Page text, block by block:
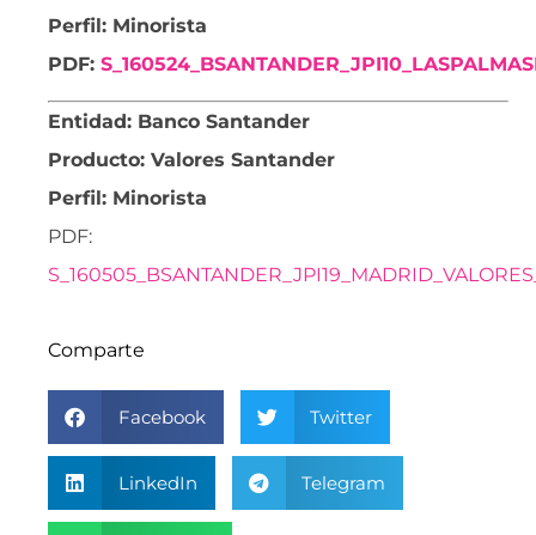
Perfil: Minorista
PDF:
Entidad: Banco Santander
Producto: Valores Santander
Perfil: Minorista
PDF:
Comparte
Facebook Twitter
LinkedIn Telegram